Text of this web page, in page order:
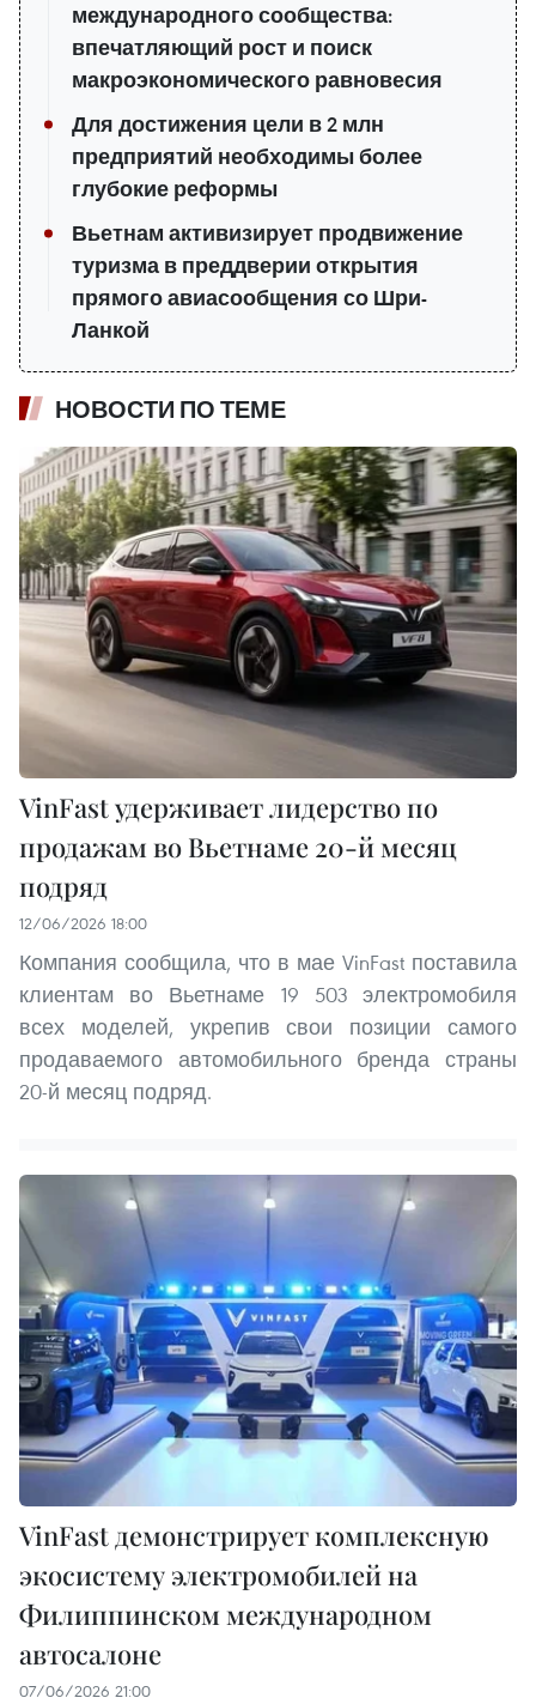
международного сообщества:
впечатляющий рост и поиск
макроэкономического равновесия
Для достижения цели в 2 млн
предприятий необходимы более
глубокие реформы
Вьетнам активизирует продвижение
туризма в преддверии открытия
прямого авиасообщения со Шри-
Ланкой
НОВОСТИ ПО ТЕМЕ
VinFast удерживает лидерство по
продажам во Вьетнаме 20-й месяц
подряд
12/06/2026 18:00
Компания сообщила, что в мае VinFast поставила
клиентам во Вьетнаме 19 503 электромобиля
всех моделей, укрепив свои позиции самого
продаваемого автомобильного бренда страны
20-й месяц подряд.
VinFast демонстрирует комплексную
экосистему электромобилей на
Филиппинском международном
автосалоне
07/06/2026 21:00